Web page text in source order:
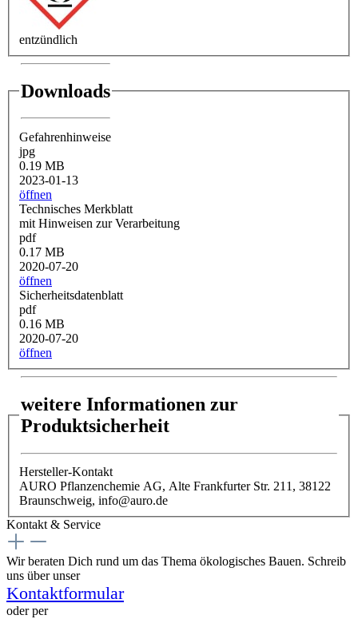
entzündlich
Downloads
Gefahrenhinweise
jpg
0.19 MB
2023-01-13
öffnen
Technisches Merkblatt
mit Hinweisen zur Verarbeitung
pdf
0.17 MB
2020-07-20
öffnen
Sicherheitsdatenblatt
pdf
0.16 MB
2020-07-20
öffnen
weitere Informationen zur
Produktsicherheit
Hersteller-Kontakt
AURO Pflanzenchemie AG, Alte Frankfurter Str. 211, 38122
Braunschweig, info@auro.de
Kontakt & Service
Wir beraten Dich rund um das Thema ökologisches Bauen. Schreib
uns über unser
Kontaktformular
oder per